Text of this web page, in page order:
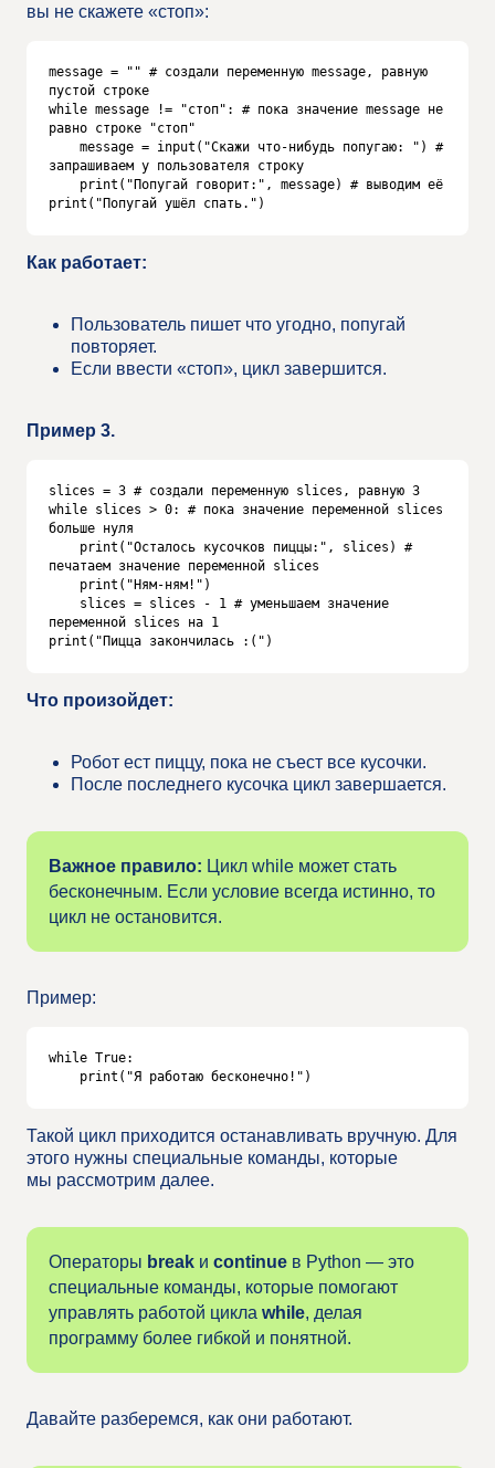
вы не скажете «стоп»:
message = "" # создали переменную message, равную
пустой строке
while message != "стоп": # пока значение message не
равно строке "стоп"
запрашиваем у пользователя строку
print("Попугай ушёл спать.")
Как работает:
Пользователь пишет что угодно, попугай
повторяет.
Если ввести «стоп», цикл завершится.
Пример 3.
slices = 3 # создали переменную slices, равную 3
while slices > 0: # пока значение переменной slices
больше нуля
печатаем значение переменной slices
переменной slices на 1
print("Пицца закончилась :(")
Что произойдет:
Робот ест пиццу, пока не съест все кусочки.
После последнего кусочка цикл завершается.
Важное правило: Цикл while может стать
бесконечным. Если условие всегда истинно, то
цикл не остановится.
Пример:
while True:
    print("Я работаю бесконечно!")
Такой цикл приходится останавливать вручную. Для
этого нужны специальные команды, которые
мы рассмотрим далее.
Операторы break и continue в Python — это
специальные команды, которые помогают
управлять работой цикла while, делая
программу более гибкой и понятной.
Давайте разберемся, как они работают.